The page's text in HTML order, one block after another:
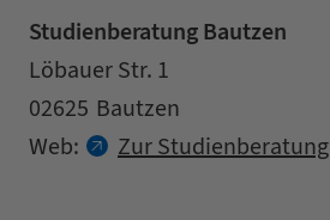
Studienberatung Bautzen
Adresse
Straße
Löbauer Str. 1
Postleitzahl
02625
Stadt Bautzen
Kontaktdaten
Web: Zur Studienberatung